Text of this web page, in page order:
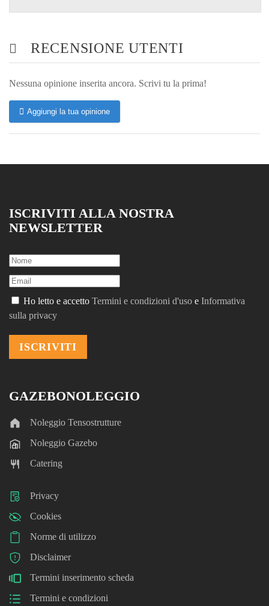
RECENSIONE UTENTI
Nessuna opinione inserita ancora. Scrivi tu la prima!
Aggiungi la tua opinione
ISCRIVITI ALLA NOSTRA
NEWSLETTER
Ho letto e accetto Termini e condizioni d'uso e Informativa
sulla privacy
GAZEBONOLEGGIO
Noleggio Tensostrutture
Noleggio Gazebo
Catering
Privacy
Cookies
Norme di utilizzo
Disclaimer
Termini inserimento scheda
Termini e condizioni